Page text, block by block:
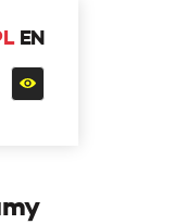
EN